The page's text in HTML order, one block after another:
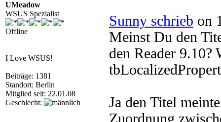
UMeadow
WSUS Spezialist
Offline
I Love WSUS!
Beiträge: 1381
Standort: Berlin
Mitglied seit: 22.01.08
Geschlecht:
Sunny schrieb on
Meinst Du den
den Reader 9.10?
Ja den Titel
Zuordnung